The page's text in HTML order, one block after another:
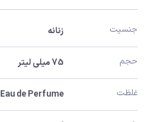
جنسیت زنانه
حجم 75 میلی لیتر
غلظت Eau de Perfume - ادو پرفیوم